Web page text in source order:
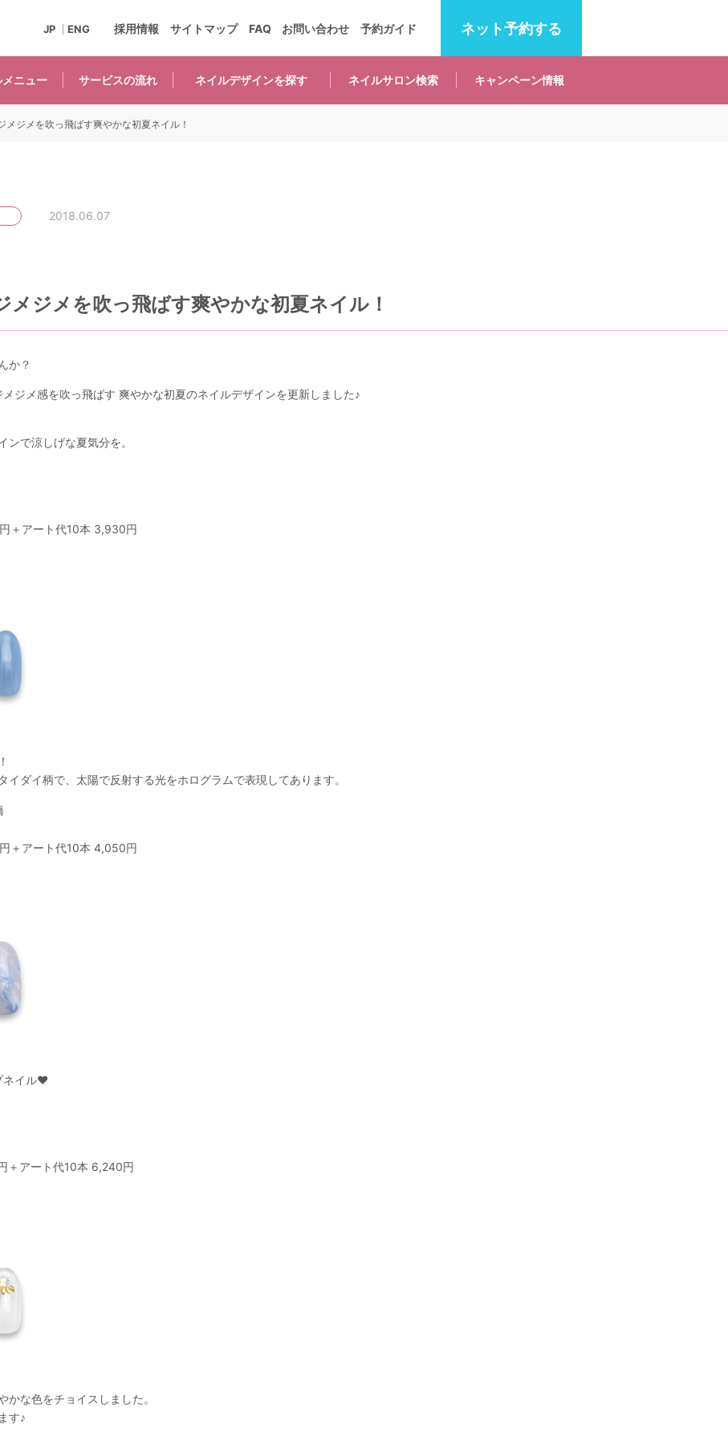
ネット予約する
メニュー サービスの流れ ネイルデザインを探す ネイルサロン検索 キャンペーン情報
採用情報 サイトマップ FAQ お問い合わせ 予約ガイド
JP ENG
2018.06.07
メジメを吹っ飛ばす爽やかな初夏ネイル！
か？
メジメ感を吹っ飛ばす 爽やかな初夏のネイルデザインを更新しました♪
で涼しげな夏気分を。
＋アート代10本 3,930円
ダイ柄で、太陽で反射する光をホログラムで表現してあります。
＋アート代10本 4,050円
ネイル♥
＋アート代10本 6,240円
な色をチョイスしました。
す♪
メジメを吹っ飛ばす爽やかな初夏ネイル！